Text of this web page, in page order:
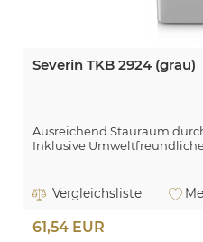
Severin TKB 2924 (grau)
Ausreichend Stauraum
Inklusive
Vergleichsliste
61,54 EUR